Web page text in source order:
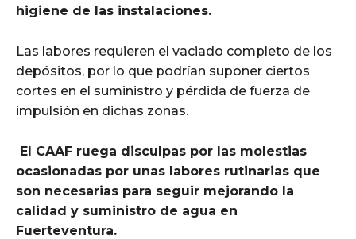
higiene de las instalaciones.
Las labores requieren el vaciado completo de los
depósitos, por lo que podrían suponer ciertos
cortes en el suministro y pérdida de fuerza de
impulsión en dichas zonas.
El CAAF ruega disculpas por las molestias
ocasionadas por unas labores rutinarias que
son necesarias para seguir mejorando la
calidad y suministro de agua en
Fuerteventura.